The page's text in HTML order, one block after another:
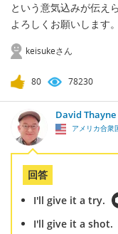
という意気込みが伝え
よろしくお願いします。
keisukeさん
80 78230
David Thayne
アメリカ合衆
回答
I'll give it a try.
I'll give it a shot.